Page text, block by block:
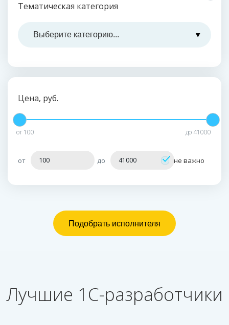
Тематическая категория
Цена, руб.
от 100 до41000
от до не важно
Лучшие 1С-разработчики